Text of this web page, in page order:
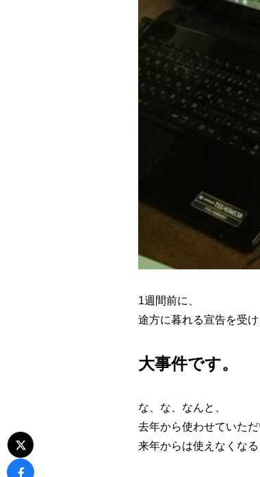
1週間前に、
途方に暮れる宣告を受け
大事件です。
な、な、なんと、
去年から使わせていた
来年からは使えなくなる